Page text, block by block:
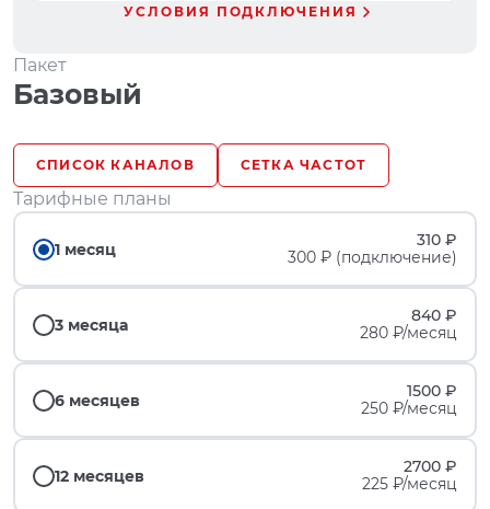
УСЛОВИЯ ПОДКЛЮЧЕНИЯ
Пакет
Базовый
СПИСОК КАНАЛОВ СЕТКА ЧАСТОТ
Тарифные планы
1 месяц
310 ₽
300 ₽ (подключение)
3 месяца
840 ₽
280 ₽/месяц
6 месяцев
1500 ₽
250 ₽/месяц
12 месяцев
2700 ₽
225 ₽/месяц